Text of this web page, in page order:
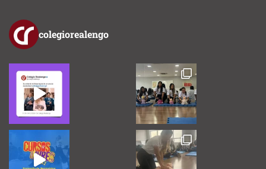
colegiorealengo